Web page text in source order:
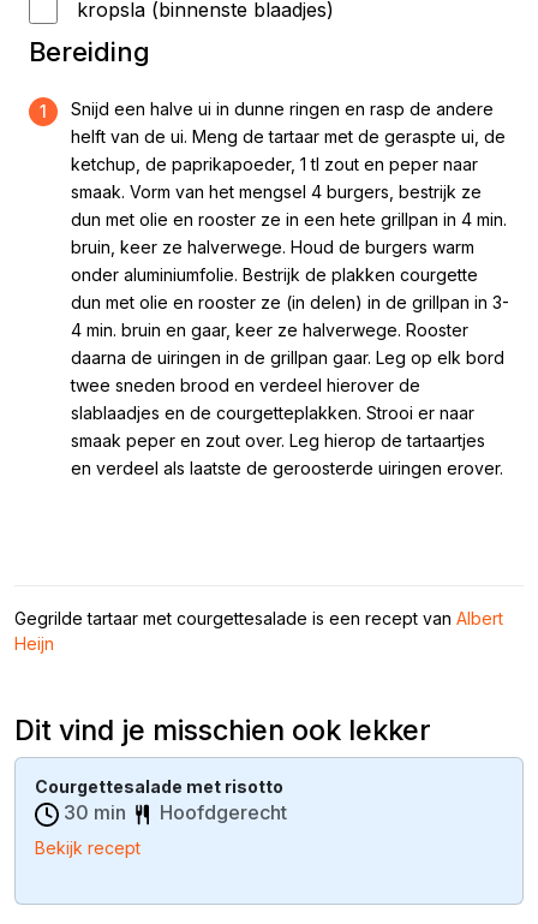
kropsla (binnenste blaadjes)
Bereiding
1
Snijd een halve ui in dunne ringen en rasp de andere
helft van de ui. Meng de tartaar met de geraspte ui, de
ketchup, de paprikapoeder, 1 tl zout en peper naar
smaak. Vorm van het mengsel 4 burgers, bestrijk ze
dun met olie en rooster ze in een hete grillpan in 4 min.
bruin, keer ze halverwege. Houd de burgers warm
onder aluminiumfolie. Bestrijk de plakken courgette
dun met olie en rooster ze (in delen) in de grillpan in 3-
4 min. bruin en gaar, keer ze halverwege. Rooster
daarna de uiringen in de grillpan gaar. Leg op elk bord
twee sneden brood en verdeel hierover de
slablaadjes en de courgetteplakken. Strooi er naar
smaak peper en zout over. Leg hierop de tartaartjes
en verdeel als laatste de geroosterde uiringen erover.
Gegrilde tartaar met courgettesalade is een recept van Albert
Heijn
Dit vind je misschien ook lekker
Courgettesalade met risotto
30 min Hoofdgerecht
Bekijk recept